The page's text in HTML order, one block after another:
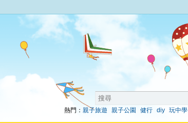
熱門： 親子旅遊 親子公園 健行 diy 玩中學